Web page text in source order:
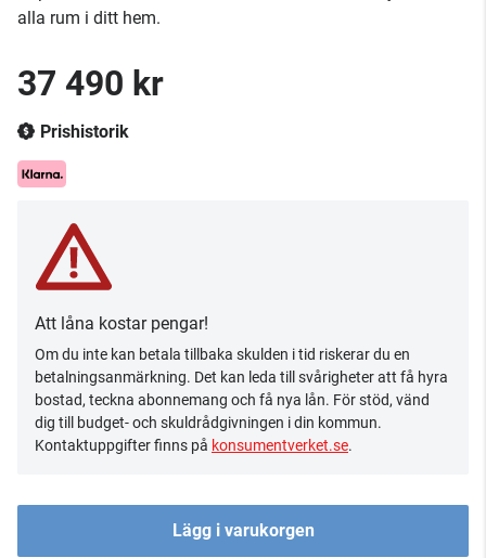
alla rum i ditt hem.
37 490 kr
Prishistorik
Att låna kostar pengar!
Om du inte kan betala tillbaka skulden i tid riskerar du en
betalningsanmärkning. Det kan leda till svårigheter att få hyra
bostad, teckna abonnemang och få nya lån. För stöd, vänd
dig till budget- och skuldrådgivningen i din kommun.
Kontaktuppgifter finns på konsumentverket.se.
Lägg i varukorgen